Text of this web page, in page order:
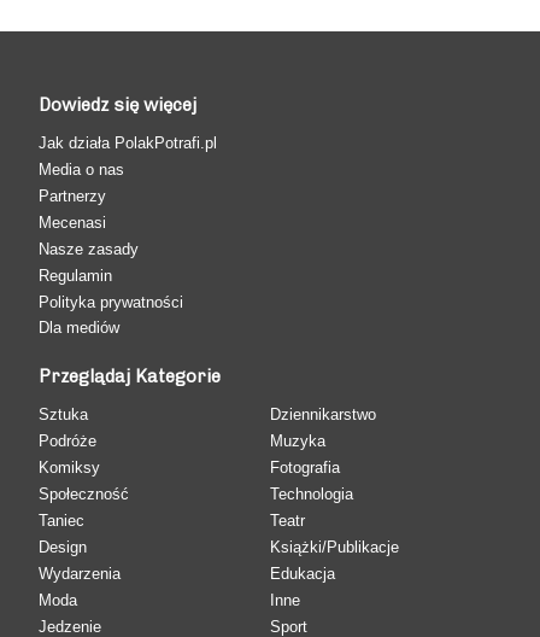
Dowiedz się więcej
Jak działa PolakPotrafi.pl
Media o nas
Partnerzy
Mecenasi
Nasze zasady
Regulamin
Polityka prywatności
Dla mediów
Przeglądaj Kategorie
Sztuka
Podróże
Komiksy
Społeczność
Taniec
Design
Wydarzenia
Moda
Jedzenie
Dziennikarstwo
Muzyka
Fotografia
Technologia
Teatr
Książki/Publikacje
Edukacja
Inne
Sport